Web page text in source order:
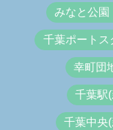
みなと公園
千葉ポートス
幸町団
千葉駅
千葉中央